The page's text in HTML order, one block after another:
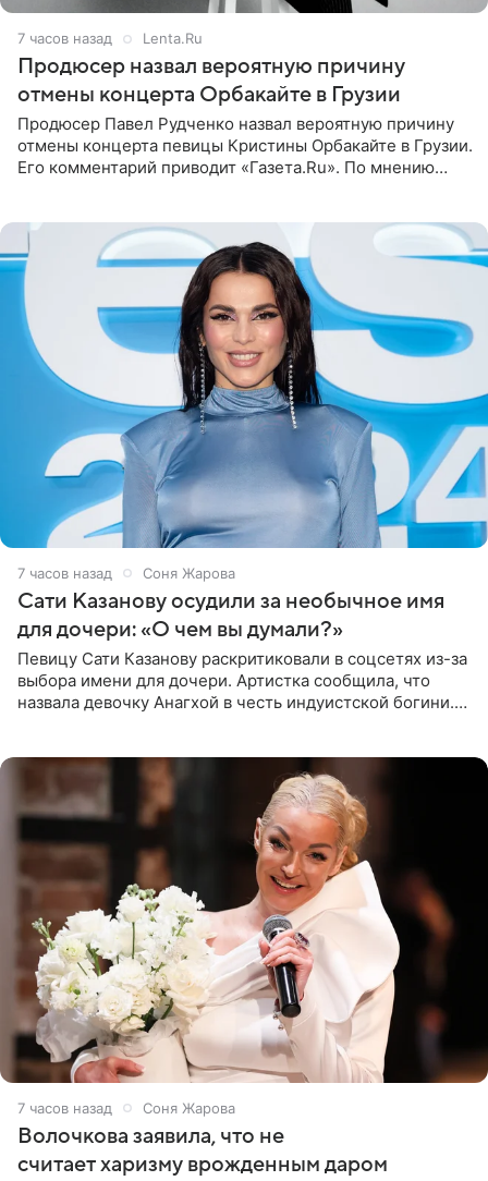
7 часов назад Lenta.Ru
Продюсер назвал вероятную причину
отмены концерта Орбакайте в Грузии
Продюсер Павел Рудченко назвал вероятную причину
отмены концерта певицы Кристины Орбакайте в Грузии.
Его комментарий приводит «Газета.Ru». По мнению
7 часов назад Соня Жарова
Сати Казанову осудили за необычное имя
для дочери: «О чем вы думали?»
Певицу Сати Казанову раскритиковали в соцсетях из-за
выбора имени для дочери. Артистка сообщила, что
назвала девочку Анагхой в честь индуистской богини.
7 часов назад Соня Жарова
Волочкова заявила, что не
считает харизму врожденным даром